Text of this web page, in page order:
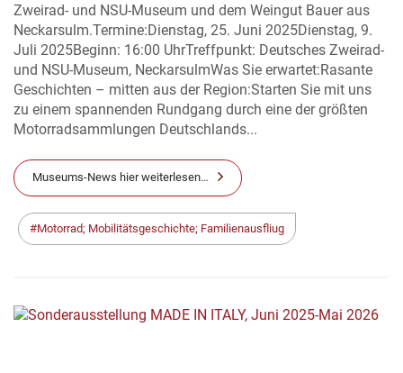
Zweirad- und NSU-Museum und dem Weingut Bauer aus
Neckarsulm.Termine:Dienstag, 25. Juni 2025Dienstag, 9.
Juli 2025Beginn: 16:00 UhrTreffpunkt: Deutsches Zweirad-
und NSU-Museum, NeckarsulmWas Sie erwartet:Rasante
Geschichten – mitten aus der Region:Starten Sie mit uns
zu einem spannenden Rundgang durch eine der größten
Motorradsammlungen Deutschlands...
Museums-News hier weiterlesen…
Motorrad; Mobilitätsgeschichte; Familienausfliug